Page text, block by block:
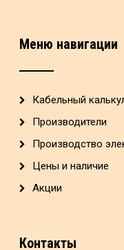
Меню навигации
Кабельный
Производители
Производство
Цены и наличие
Акции
Контакты